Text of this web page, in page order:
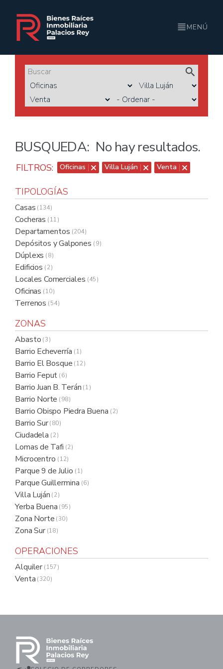
MENÚ
TIPOLOGÍAS
Casas ( 134 )
Cocheras ( 11 )
Departamentos ( 204 )
Depósitos y Galpones ( 9 )
Dúplexs ( 8 )
Edificios ( 2 )
Locales Comerciales ( 45 )
Oficinas ( 10 )
Terrenos ( 54 )
ZONAS
Abasto ( 3 )
Barrio Echeverría ( 1 )
Barrio El Bosque ( 12 )
Barrio Feput ( 6 )
Barrio Juan B. Terán ( 1 )
Barrio Norte ( 98 )
Barrio Obispo Piedra Buena ( 2 )
Barrio Sur ( 80 )
Ciudadela ( 2 )
Lomas de Tafi ( 2 )
Microcentro ( 12 )
Parque 9 de Julio ( 1 )
Parque Guillermina ( 6 )
Villa Luján ( 2 )
Yerba Buena ( 95 )
Zona Norte ( 30 )
Zona Sur ( 18 )
OPERACIONES
Alquiler ( 157 )
Venta ( 320 )
BUSQUEDA: No hay resultados.
FILTROS: Oficinas Villa Luján Venta